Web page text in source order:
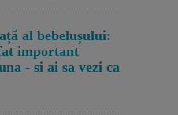
al bebelușului:
important
- si ai sa vezi ca